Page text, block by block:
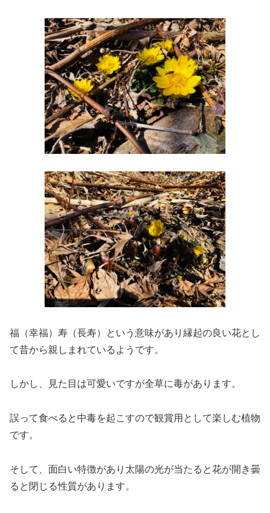
福（幸福）寿（長寿）という意味があり縁起の良い花とし
て昔から親しまれているようです。
しかし、見た目は可愛いですが全草に毒があります。
誤って食べると中毒を起こすので観賞用として楽しむ植物
です。
そして、面白い特徴があり太陽の光が当たると花が開き曇
ると閉じる性質があります。